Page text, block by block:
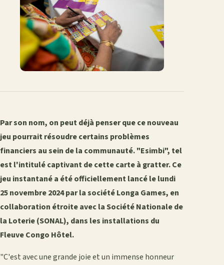
Par son nom, on peut déjà penser que ce nouveau
jeu pourrait résoudre certains problèmes
financiers au sein de la communauté. "Esimbi", tel
est l'intitulé captivant de cette carte à gratter. Ce
jeu instantané a été officiellement lancé le lundi
25 novembre 2024 par la société Longa Games, en
collaboration étroite avec la Société Nationale de
la Loterie (SONAL), dans les installations du
Fleuve Congo Hôtel.
"C'est avec une grande joie et un immense honneur